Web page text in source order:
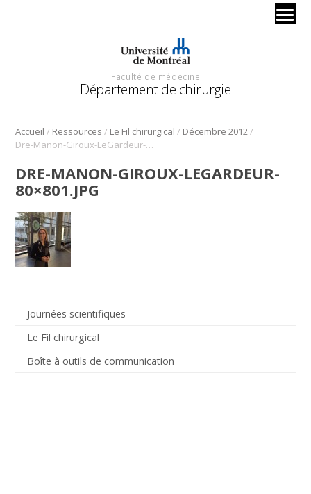
Faculté de médecine
Département de chirurgie
Accueil / Ressources / Le Fil chirurgical / Décembre 2012/
Dre-Manon-Giroux-LeGardeur-80×801.jpg
Journées scientifiques
Le Fil chirurgical
Boîte à outils de communication
DRE-MANON-GIROUX-LEGARDEUR-
80×801.JPG